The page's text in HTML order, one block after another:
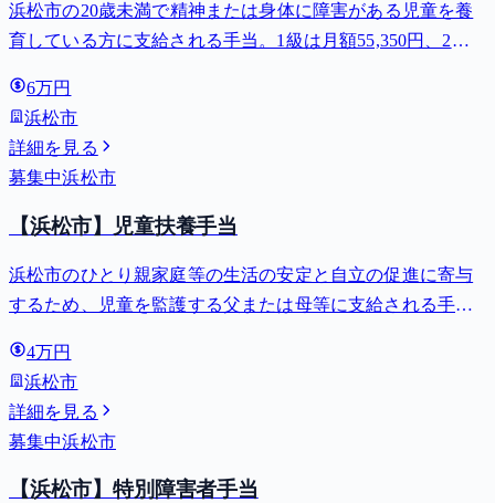
浜松市の20歳未満で精神または身体に障害がある児童を養
育している方に支給される手当。1級は月額55,350円、2級
6万円
浜松市
詳細を見る
募集中浜松市
【浜松市】児童扶養手当
浜松市のひとり親家庭等の生活の安定と自立の促進に寄与
するため、児童を監護する父または母等に支給される手
4万円
浜松市
詳細を見る
募集中浜松市
【浜松市】特別障害者手当